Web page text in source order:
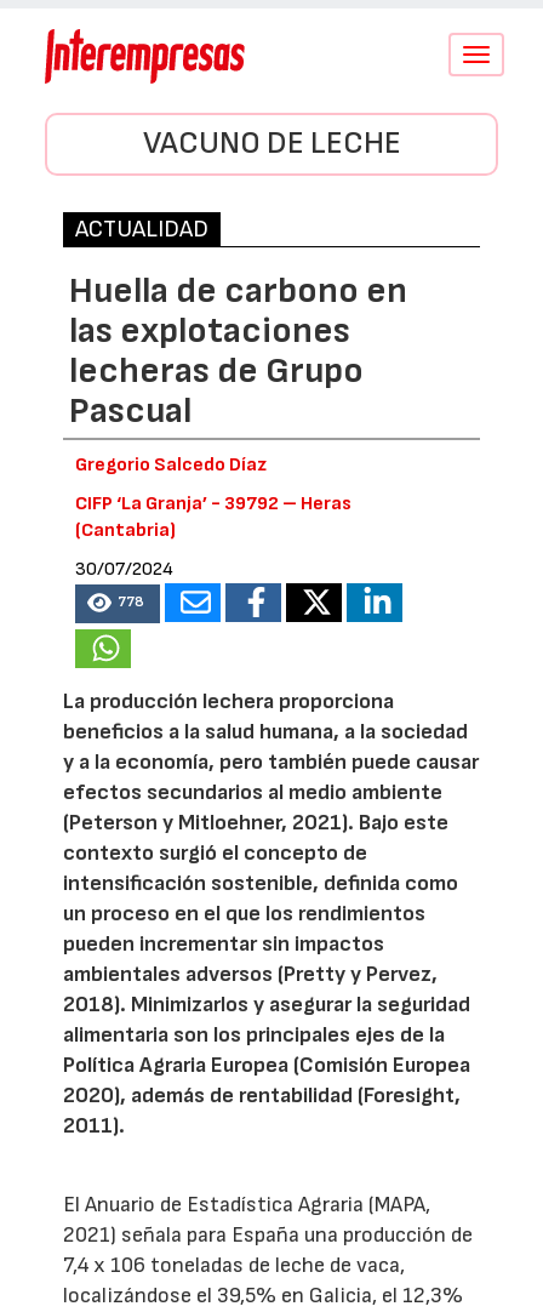
Conmutar
VACUNO DE LECHE
ACTUALIDAD
Huella de carbono en
las explotaciones
lecheras de Grupo
Pascual
Gregorio Salcedo Díaz
CIFP ‘La Granja’ - 39792 – Heras
(Cantabria)
30/07/2024
778
La producción lechera proporciona
beneficios a la salud humana, a la sociedad
y a la economía, pero también puede causar
efectos secundarios al medio ambiente
(Peterson y Mitloehner, 2021). Bajo este
contexto surgió el concepto de
intensificación sostenible, definida como
un proceso en el que los rendimientos
pueden incrementar sin impactos
ambientales adversos (Pretty y Pervez,
2018). Minimizarlos y asegurar la seguridad
alimentaria son los principales ejes de la
Política Agraria Europea (Comisión Europea
2020), además de rentabilidad (Foresight,
2011).
El Anuario de Estadística Agraria (MAPA,
2021) señala para España una producción de
7,4 x 106 toneladas de leche de vaca,
localizándose el 39,5% en Galicia, el 12,3%